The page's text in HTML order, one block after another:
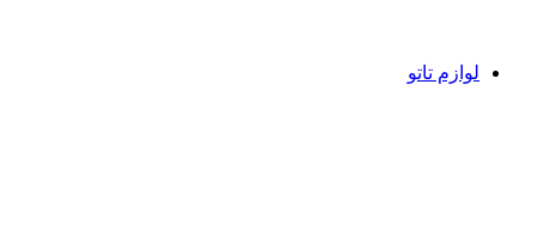
لوازم تاتو